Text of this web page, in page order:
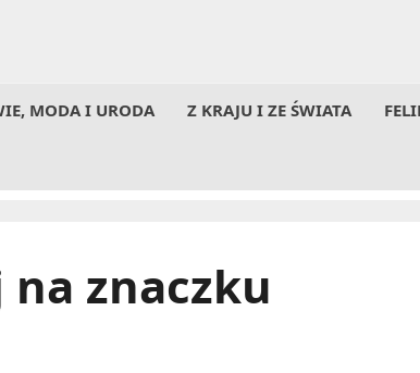
MODA I URODA Z KRAJU I ZE ŚWIATA
znaczku